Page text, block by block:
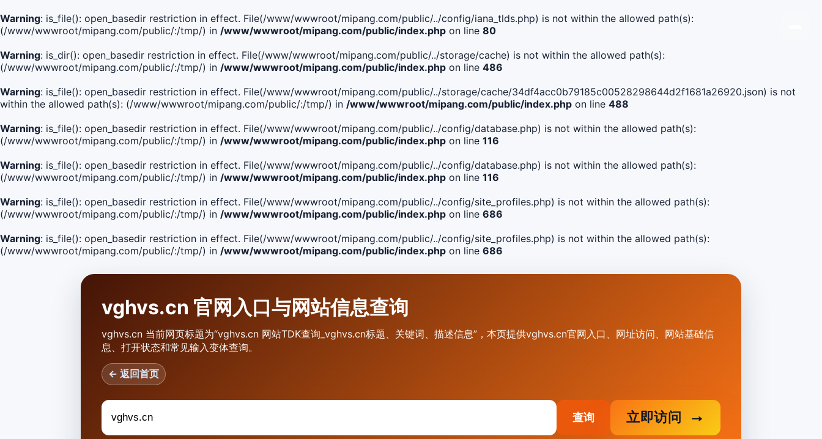
Warning: is_file(): open_basedir restriction in effect. File(/www/wwwroot/mipang.com/public/../config/iana_tlds.php) is not within the allowed path(s):
(/www/wwwroot/mipang.com/public/:/tmp/) in /www/wwwroot/mipang.com/public/index.php on line 80
Warning: is_dir(): open_basedir restriction in effect. File(/www/wwwroot/mipang.com/public/../storage/cache) is not within the allowed path(s):
(/www/wwwroot/mipang.com/public/:/tmp/) in /www/wwwroot/mipang.com/public/index.php on line 486
Warning: is_file(): open_basedir restriction in effect. File(/www/wwwroot/mipang.com/public/../storage/cache/34df4acc0b79185c00528298644d2f1681a26920.json) is not
within the allowed path(s): (/www/wwwroot/mipang.com/public/:/tmp/) in /www/wwwroot/mipang.com/public/index.php on line 488
Warning: is_file(): open_basedir restriction in effect. File(/www/wwwroot/mipang.com/public/../config/database.php) is not within the allowed path(s):
(/www/wwwroot/mipang.com/public/:/tmp/) in /www/wwwroot/mipang.com/public/index.php on line 116
Warning: is_file(): open_basedir restriction in effect. File(/www/wwwroot/mipang.com/public/../config/database.php) is not within the allowed path(s):
(/www/wwwroot/mipang.com/public/:/tmp/) in /www/wwwroot/mipang.com/public/index.php on line 116
Warning: is_file(): open_basedir restriction in effect. File(/www/wwwroot/mipang.com/public/../config/site_profiles.php) is not within the allowed path(s):
(/www/wwwroot/mipang.com/public/:/tmp/) in /www/wwwroot/mipang.com/public/index.php on line 686
Warning: is_file(): open_basedir restriction in effect. File(/www/wwwroot/mipang.com/public/../config/site_profiles.php) is not within the allowed path(s):
(/www/wwwroot/mipang.com/public/:/tmp/) in /www/wwwroot/mipang.com/public/index.php on line 686
vghvs.cn 官网入口与网站信息查询
vghvs.cn 当前网页标题为“vghvs.cn 网站TDK查询_vghvs.cn标题、关键词、描述信息”，本页提供vghvs.cn官网入口、网址访问、网站基础信
息、打开状态和常见输入变体查询。
← 返回首页
查询 立即访问